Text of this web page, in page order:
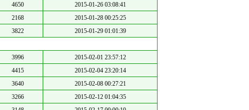
4650
2015-01-26 03:08:41
2168
2015-01-28 00:25:25
3822
2015-01-29 01:01:39
3996
2015-02-01 23:57:12
4415
2015-02-04 23:20:14
3640
2015-02-08 00:27:21
3266
2015-02-12 01:04:35